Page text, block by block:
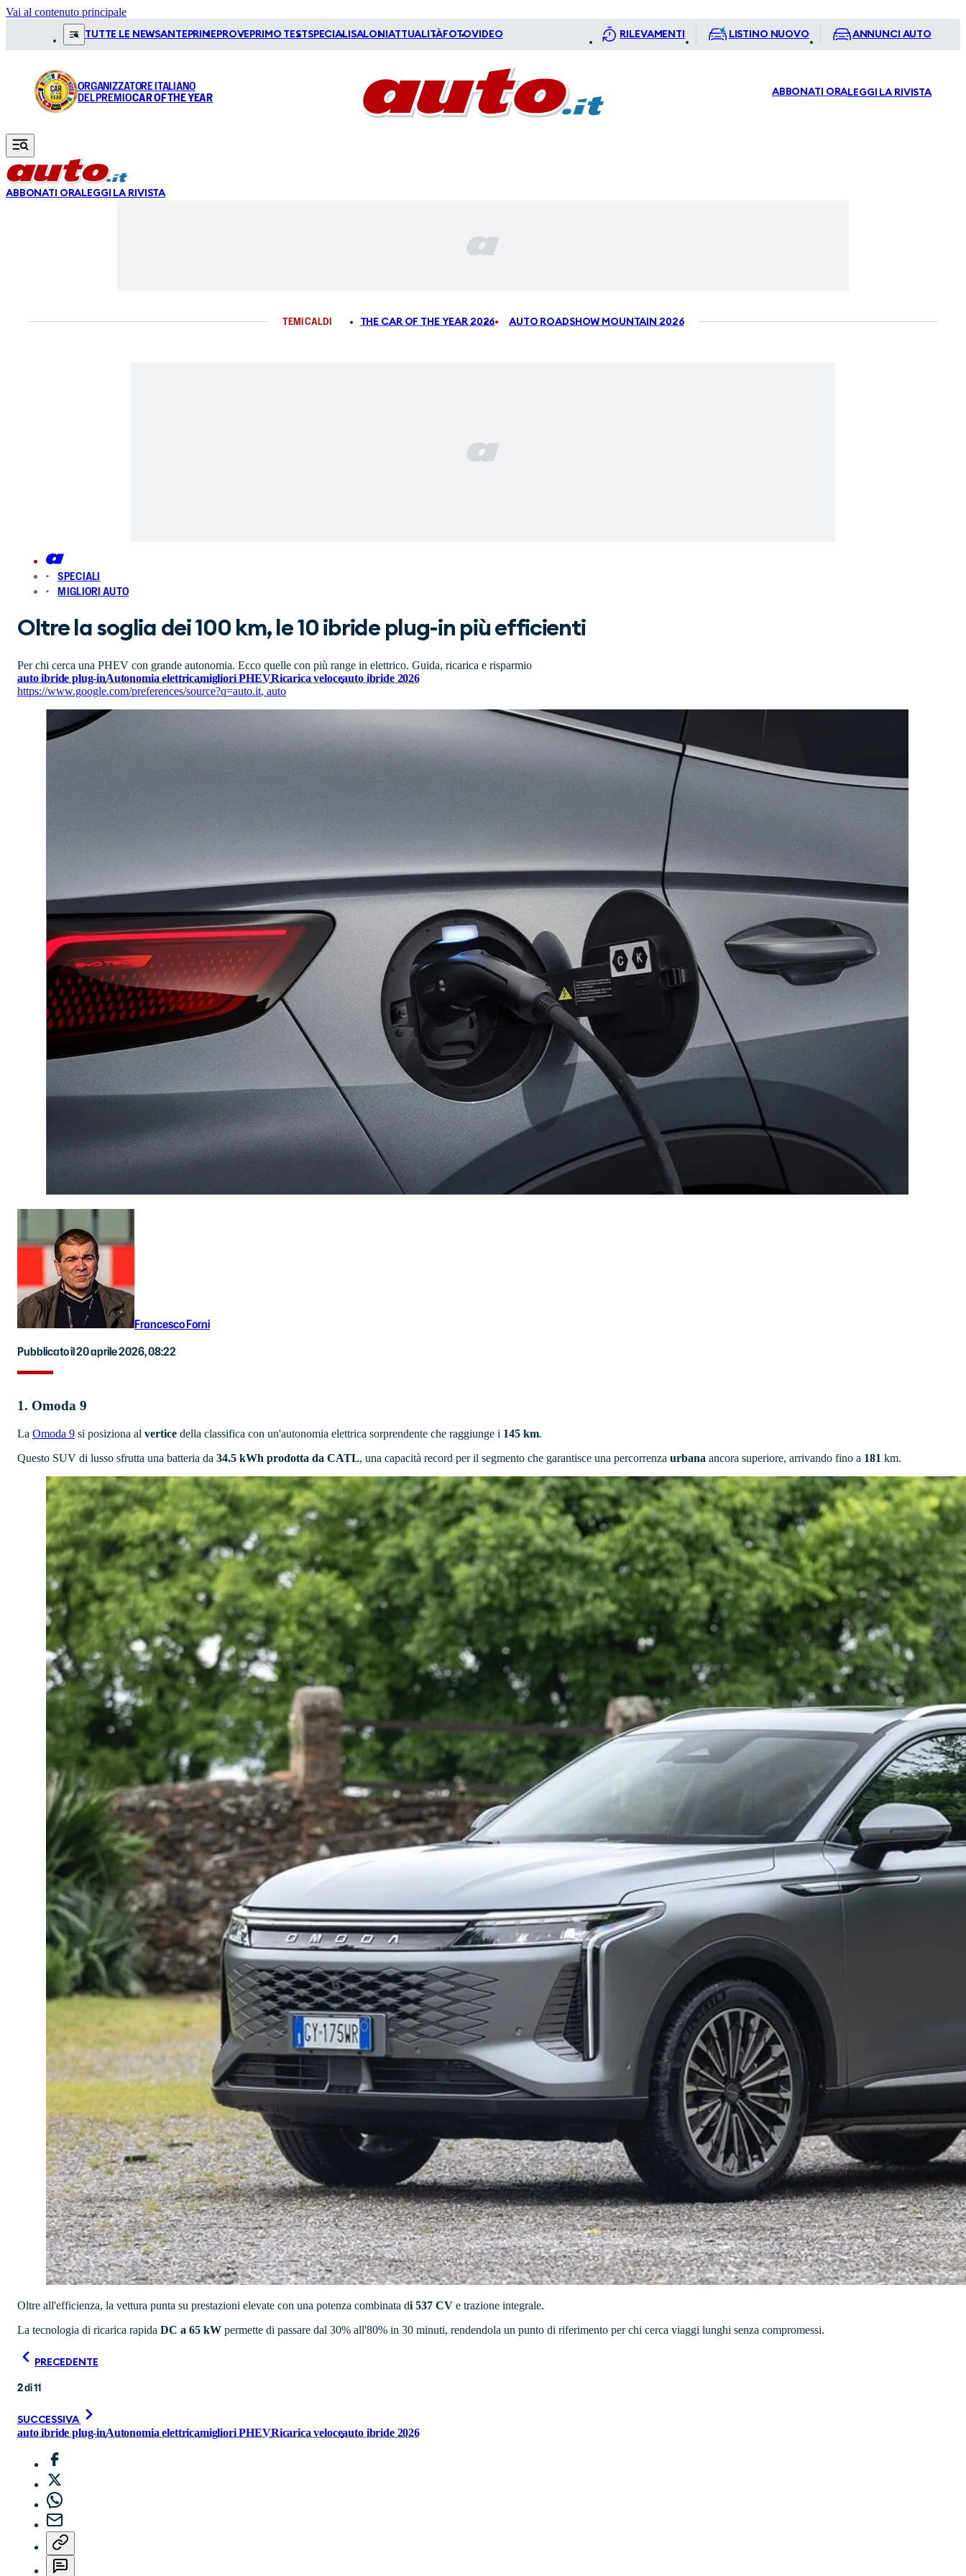
Vai al contenuto principale
TUTTE LE NEWSANTEPRIME PROVE PRIMO TESTSPECIALI SALONI ATTUALITÀFOTOVIDEO RILEVAMENTI LISTINO NUOVO ANNUNCI AUTO
ORGANIZZATORE ITALIANO
DEL PREMIOCAR OF THE YEAR ABBONATI ORALEGGI LA RIVISTA
ABBONATI ORALEGGI LA RIVISTA
TEMI CALDI THE CAR OF THE YEAR 2026 AUTO ROADSHOW MOUNTAIN 2026
SPECIALI
MIGLIORI AUTO
Oltre la soglia dei 100 km, le 10 ibride plug-in più efficienti
Per chi cerca una PHEV con grande autonomia. Ecco quelle con più range in elettrico. Guida, ricarica e risparmio
auto ibride plug-inAutonomia elettricamigliori PHEVRicarica veloceauto ibride 2026
https://www.google.com/preferences/source?q=auto.it, auto
Francesco Forni
Pubblicato il 20 aprile 2026, 08:22
1. Omoda 9
La Omoda 9 si posiziona al vertice della classifica con un'autonomia elettrica sorprendente che raggiunge i 145 km.
Questo SUV di lusso sfrutta una batteria da 34.5 kWh prodotta da CATL, una capacità record per il segmento che garantisce una percorrenza urbana ancora superiore, arrivando fino a 181 km.
Oltre all'efficienza, la vettura punta su prestazioni elevate con una potenza combinata di 537 CV e trazione integrale.
La tecnologia di ricarica rapida DC a 65 kW permette di passare dal 30% all'80% in 30 minuti, rendendola un punto di riferimento per chi cerca viaggi lunghi senza compromessi.
PRECEDENTE
2di11
SUCCESSIVA
auto ibride plug-inAutonomia elettricamigliori PHEVRicarica veloceauto ibride 2026